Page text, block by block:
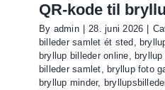
QR-kode til
By admin 28. juni 2026
billeder samlet ét sted ,
bryllup billeder online,
billeder samlet, bryllup foto
bryllup minder,